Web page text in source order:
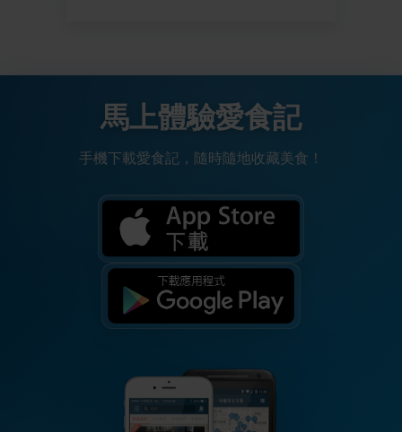
馬上體驗愛食記
手機下載愛食記，隨時隨地收藏美食！